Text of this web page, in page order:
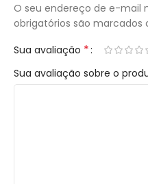
O seu endereço de e-mail
obrigatórios são marcados
Sua avaliação *
Sua avaliação sobre o